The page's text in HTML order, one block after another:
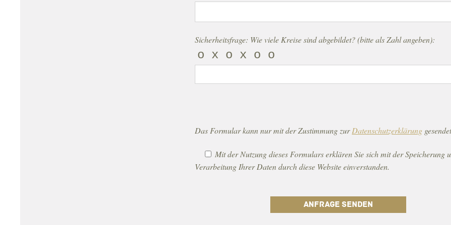
Bitte lasse dieses Feld leer.
Sicherheitsfrage: Wie viele Kreise sind abgebildet? (bitte als Zahl angeben):
o x o x o o
Das Formular kann nur mit der Zustimmung zurDatenschutzerklärung
Mit der Nutzung dieses Formulars erklären Sie sich mit der Speicherung
Verarbeitung Ihrer Daten durch diese Website einverstanden.